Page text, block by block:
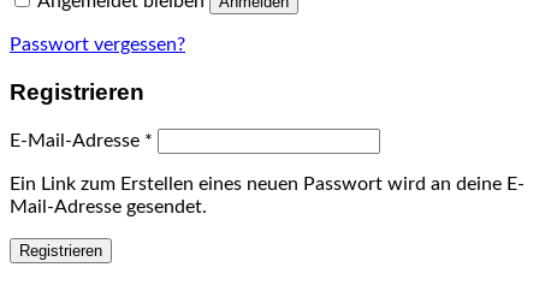
Passwort vergessen?
Registrieren
E-Mail-Adresse *
Ein Link zum Erstellen eines neuen Passwort wird an deine E-
Mail-Adresse gesendet.
Registrieren